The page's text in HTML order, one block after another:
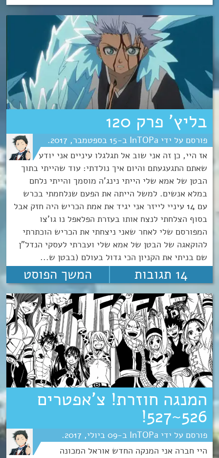
בליץ’ פרק 120
InTOPa
15 ספטמבר 2017
אז היי, כן זה אני שוב אל תגלגלו עיניים אני יודע
שאתם התגעגעתם והיום איך נולדתי: עוד שהייתי בתוך
הבטן של אמא שלי הייתי נינג'ה מוסמך והייתי נלחם
במלא אנשים. למשל הייתה את הפעם שנלחמתי בכרש
עם 14 עיניי לייזר אני יגיד את אמת הכריש היה חזק אבל
בסוף הצלחתי לנצח אותו בעזרת הפלאפל נו גו'צו
המפורסם שלי לאחר שאני ניצחתי את הכריש הוכתרתי
להוקאגה של הבטן של אמא שלי ועברתי לעסקי הנדל"ן
שם בניתי את הקניון הכי גדול בעולם (בבטן ש...
14 תגובות המשך הפוסט
המנגה חוזרת! צ’אפטרים
526~527!
InTOPa
09 יולי 2017
היי חברה אני המנקה החדש אוראל המכונה